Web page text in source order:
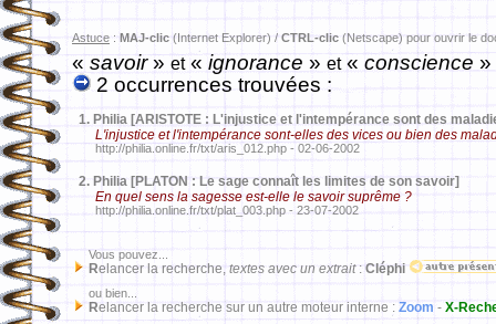
Astuce : MAJ-clic (Internet Explorer) / CTRL-clic (Netscape) pour ouvrir le
«savoir» et« ignorance » et« conscience »
2 occurrences trouvées :
1. Philia [ARISTOTE : L'injustice et l'intempérance sont des
L'injustice et l'intempérance sont-elles des vices ou bien des
http://philia.online.fr/txt/aris_012.php - 02-06-2002
2. Philia [PLATON : Le sage connaît les limites de son savoir]
En quel sens la sagesse est-elle le savoir suprême ?
http://philia.online.fr/txt/plat_003.php - 23-07-2002
Vous pouvez...
Relancer la recherche, textes avec un extrait: Cléphi
ou bien...
Relancer la recherche sur un autre moteur interne : Zoom - X-